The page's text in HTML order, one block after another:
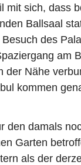
mit sich, dass
Ballsaal
des
am
der Nähe
kommen
den damals
Garten
als der